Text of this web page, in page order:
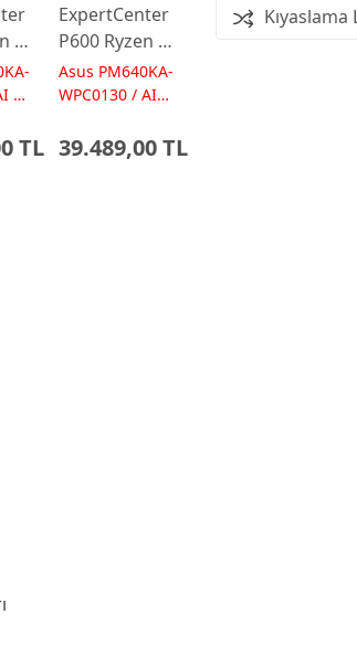
AI
50
TL
ExpertCenter
P600 Ryzen AI
5-330 16GB
512GB 23.8
Beyaz AI-
Asus PM640KA-
WPC0130 / AI
39.489,00 TL